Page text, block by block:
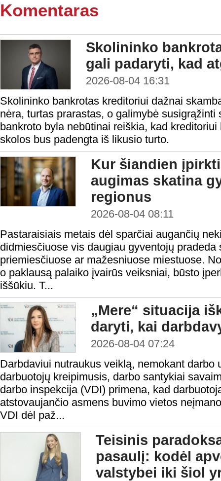
Komentaras
Skolininko
gali padaryti, kad
2026-08-04 16:31
Skolininko bankrotas kreditoriui dažnai
nėra, turtas prarastas, o galimybė susigrąžinti
bankroto byla nebūtinai reiškia, kad
skolos bus padengta iš likusio turto.
Kur šiandien
augimas skatina
regionus
2026-08-04 08:11
Pastaraisiais metais dėl sparčiai augančių
didmiesčiuose vis daugiau gyventojų pradeda
priemiesčiuose ar mažesniuose miestuose.
o paklausą palaiko įvairūs veiksniai, būsto
iššūkiu. T...
„Mere“ situacija
daryti, kai
2026-08-04 07:24
Darbdaviui nutraukus veiklą, nemokant darbo
darbuotojų kreipimusis, darbo santykiai
darbo inspekcija (VDI) primena, kad
atstovaujančio asmens buvimo vietos
VDI dėl paž...
Teisinis
pasaulį: kodėl
valstybei iki šiol